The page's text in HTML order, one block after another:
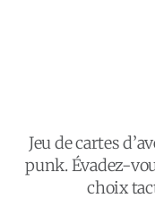
Jeu de cartes
punk. Évadez-
choix